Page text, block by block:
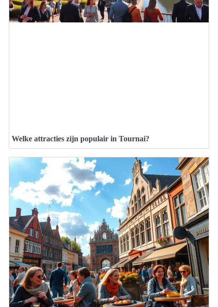
Welke attracties zijn populair in Tournai?